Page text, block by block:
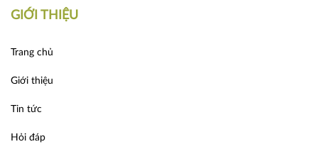
GIỚI THIỆU
Trang chủ
Giới thiệu
Tin tức
Hỏi đáp